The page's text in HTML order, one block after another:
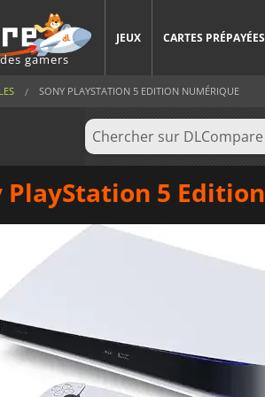
gamers
JEUX CARTES PRÉPAYÉES
SONY PLAYSTATION 5 EDITION NUMÉRIQUE
PlayStation 5